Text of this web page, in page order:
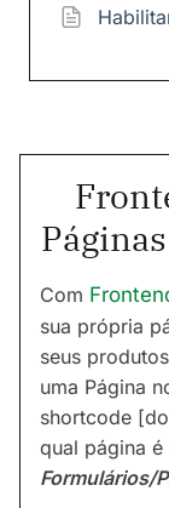
Com
sua própria
seus
uma Página
shortcode
qual página é
Formulários/